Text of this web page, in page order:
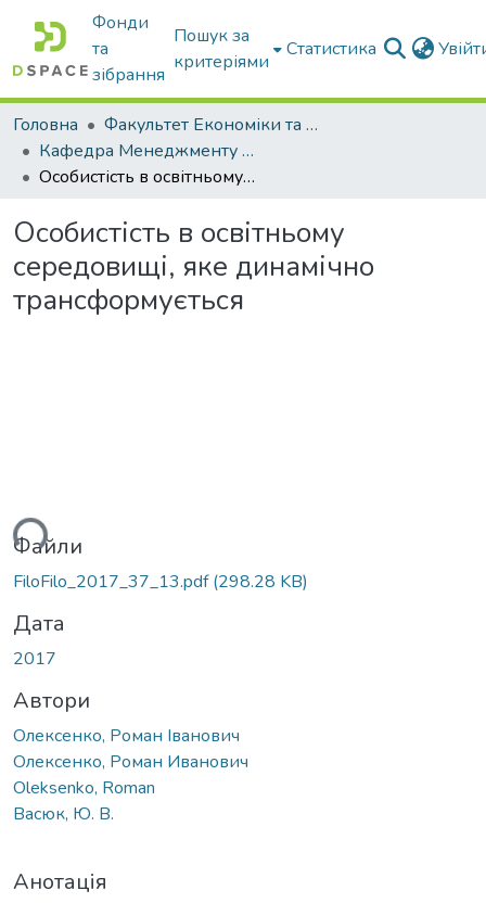
Фонди
та
зібрання
Пошук за
критеріями
Статистика
Головна
Факультет Економіки та бізнесу
Кафедра Менеджменту та публічного адміністрування
Особистість в освітньому середовищі, яке динамічно трансформується
Особистість в освітньому
середовищі, яке динамічно
трансформується
Файли
FiloFilo_2017_37_13.pdf(298.28 KB)
Дата
2017
Автори
Олексенко, Роман Іванович
Олексенко, Роман Иванович
Oleksenko, Roman
Васюк, Ю. В.
Анотація